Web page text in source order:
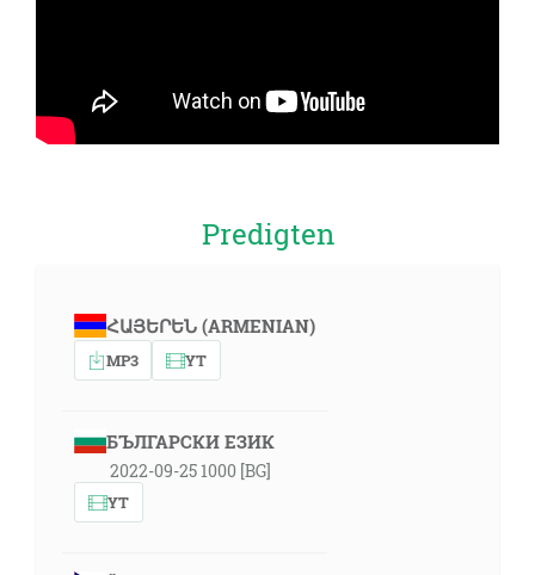
Predigten
ՀԱՅԵՐԵՆ (ARMENIAN)
MP3 YT
БЪЛГАРСКИ ЕЗИК
2022-09-25 1000 [BG]
YT